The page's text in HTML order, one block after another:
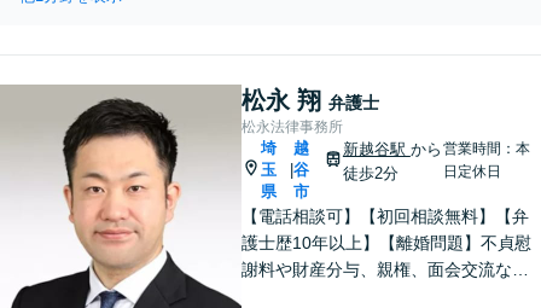
するケースがほとん
きを進め、一刻も早
く新しいスタートが
切れるよう全力でサ
ポートいたします
能】
松永 翔 弁護士
松永法律事務所
埼
玉
県
|
越
谷
市
新越谷駅 から
徒歩2分
営業時間：本
日定休日
【電話相談可】【初回相談無料】【弁
護士歴10年以上】【離婚問題】不貞慰
謝料や財産分与、親権、面会交流など